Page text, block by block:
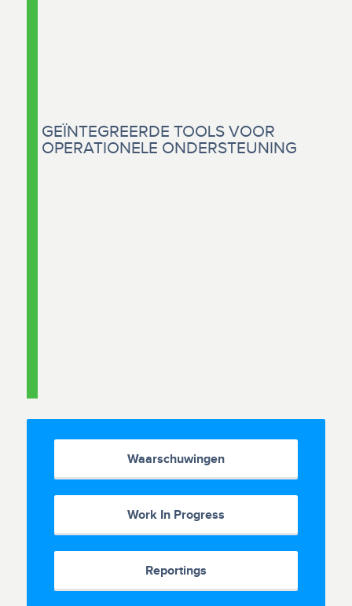
GEÏNTEGREERDE TOOLS VOOR
OPERATIONELE ONDERSTEUNING
Waarschuwingen
Work In Progress
Reportings